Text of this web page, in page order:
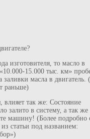
изготовителя, то масло в
15.000 тыс. км»
масла в двигатель.
раньше)
так же: Состояние
залито в систему, а так же
машину! (Более подробно
статьи под названием: